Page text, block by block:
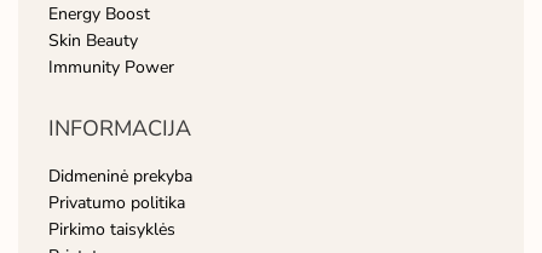
Energy Boost
Skin Beauty
Immunity Power
INFORMACIJA
Didmeninė prekyba
Privatumo politika
Pirkimo taisyklės